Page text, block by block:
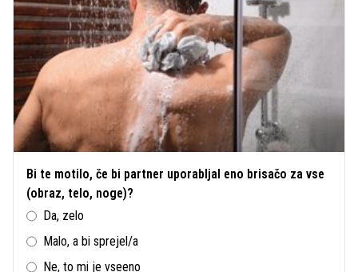
Bi te motilo, če bi partner uporabljal eno brisačo za vse
(obraz, telo, noge)?
Da, zelo
Malo, a bi sprejel/a
Ne, to mi je vseeno